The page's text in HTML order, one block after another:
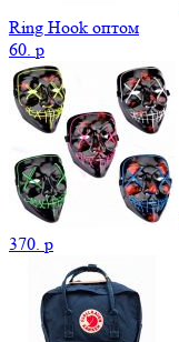
Ring Hook оптом
60. p
370. p